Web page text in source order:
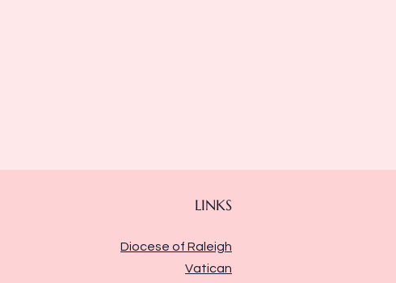
LINKS
Diocese of Raleigh
Vatican